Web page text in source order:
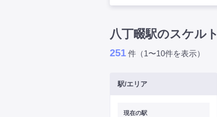
八丁畷駅のスケル
251 件（1〜10件を表示）
駅/エリア
現在の駅